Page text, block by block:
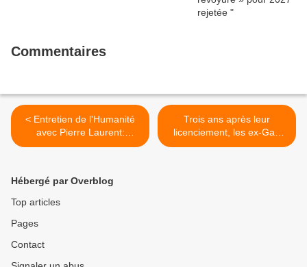
Commentaires
< Entretien de l'Humanité
avec Pierre Laurent:
vendredi 9 décembre 2016:
libre"
Trois ans après leur
licenciement, les ex-Gad
reclassés dans la précarité
Hébergé par Overblog
Top articles
Pages
Contact